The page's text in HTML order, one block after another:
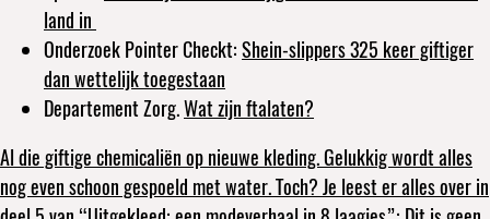
land in
Onderzoek Pointer Checkt: Shein-slippers 325 keer giftiger
dan wettelijk toegestaan
Departement Zorg.Wat zijn ftalaten?
Al die giftige chemicaliën op nieuwe kleding. Gelukkig wordt alles
nog even schoon gespoeld met water. Toch? Je leest er alles over in